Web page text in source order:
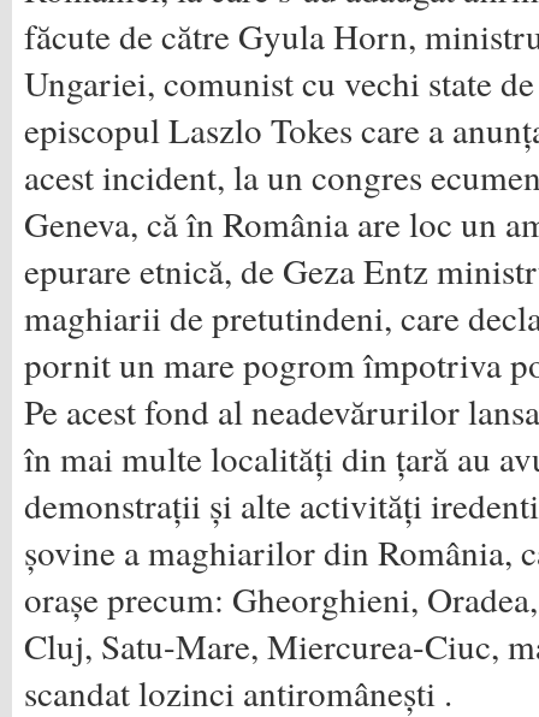
făcute de către Gyula Horn,
Ungariei, comunist cu vechi state
episcopul Laszlo Tokes care a
acest incident, la un congres
Geneva, că în România are loc un
epurare etnică, de Geza Entz
maghiarii de pretutindeni, care
pornit un mare pogrom împotriva
Pe acest fond al neadevărurilor
în mai multe localități din țară au
demonstrații și alte activități
șovine a maghiarilor din România,
orașe precum: Gheorghieni,
Cluj, Satu-Mare, Miercurea-Ciuc,
scandat lozinci antiromânești .